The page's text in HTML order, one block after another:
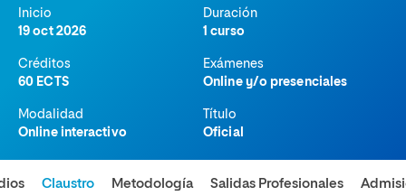
Inicio
19 oct 2026
Duración
1 curso
Créditos
60 ECTS
Exámenes
Online y/o presenciales
Modalidad
Online interactivo
Título
Oficial
Claustro Metodología Salidas Profesionales